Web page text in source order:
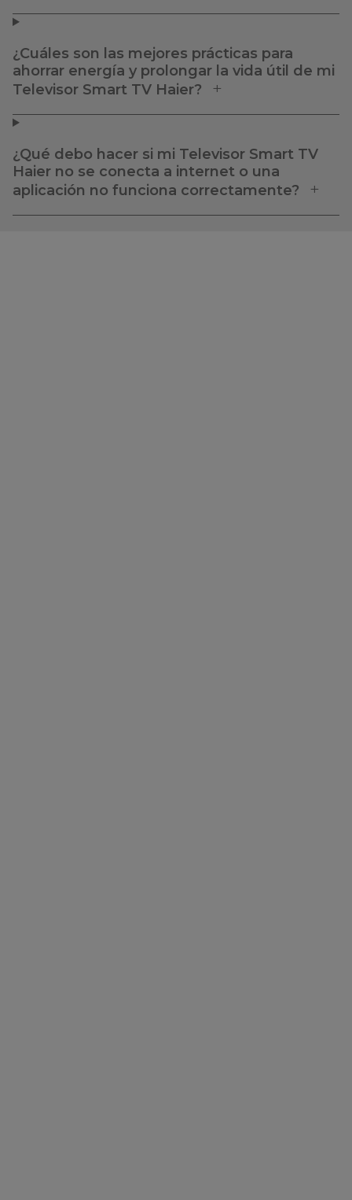
¿Cuáles son las mejores prácticas para
ahorrar energía y prolongar la vida útil de mi
Televisor Smart TV Haier?
¿Qué debo hacer si mi Televisor Smart TV
Haier no se conecta a internet o una
aplicación no funciona correctamente?